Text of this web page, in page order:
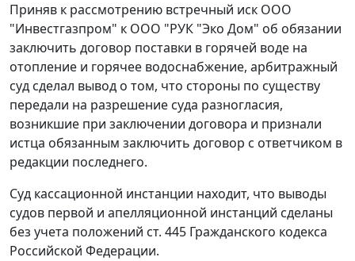
Приняв к рассмотрению встречный иск ООО
"Инвестгазпром" к ООО "РУК "Эко Дом" об обязании
заключить договор поставки в горячей воде на
отопление и горячее водоснабжение, арбитражный
суд сделал вывод о том, что стороны по существу
передали на разрешение суда разногласия,
возникшие при заключении договора и признали
истца обязанным заключить договор с ответчиком в
редакции последнего.
Суд кассационной инстанции находит, что выводы
судов первой и апелляционной инстанций сделаны
без учета положений ст. 445 Гражданского кодекса
Российской Федерации.